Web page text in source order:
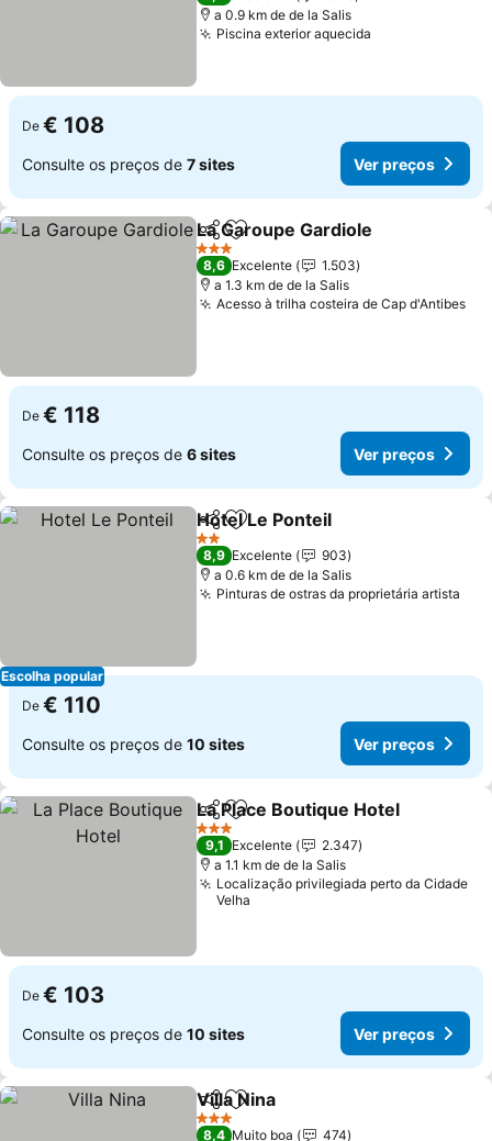
a 0.9 km de de la Salis
Piscina exterior aquecida
De € 108
Consulte os preços de 7 sites Ver preços
PartilharAdicionar aos favoritos
La Garoupe Gardiole
3 Estrelas
8,6 Excelente
1.503
a 1.3 km de de la Salis
Acesso à trilha costeira de Cap d'Antibes
De € 118
Consulte os preços de 6 sites Ver preços
Escolha popular
PartilharAdicionar aos favoritos
Hotel Le Ponteil
2 Estrelas
8,9 Excelente
903
a 0.6 km de de la Salis
Pinturas de ostras da proprietária artista
De € 110
Consulte os preços de 10 sites Ver preços
PartilharAdicionar aos favoritos
La Place Boutique Hotel
3 Estrelas
9,1 Excelente
2.347
a 1.1 km de de la Salis
Localização privilegiada perto da Cidade
Velha
De € 103
Consulte os preços de 10 sites Ver preços
PartilharAdicionar aos favoritos
Villa Nina
3 Estrelas
8,4 Muito boa
474